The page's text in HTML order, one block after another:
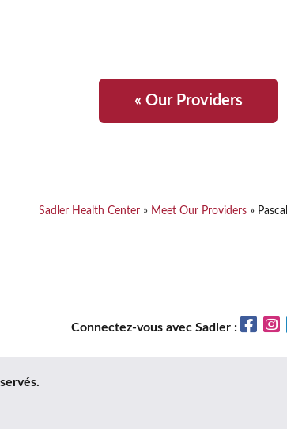
« Our Providers
Sadler Health Center » Meet Our Providers »
Connectez-vous avec Sadler :